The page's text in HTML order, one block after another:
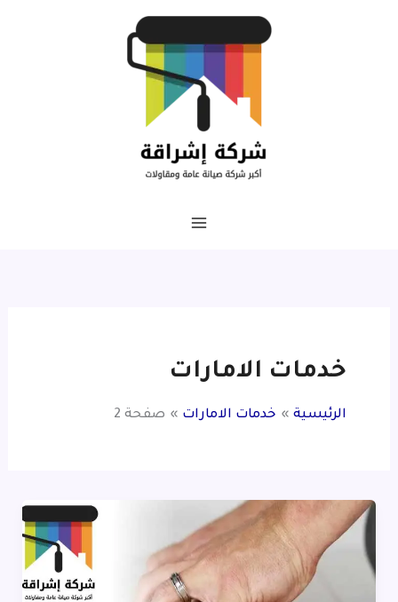
خدمات الامارات
الرئيسية خدمات الامارات صفحة 2